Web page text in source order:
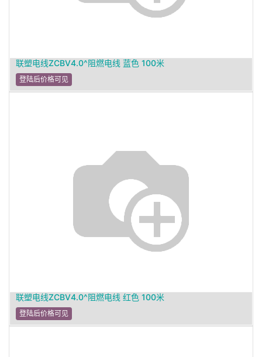
联塑电线ZCBV4.0^阻燃电线 蓝色 100米
登陆后价格可见
联塑电线ZCBV4.0^阻燃电线 红色 100米
登陆后价格可见